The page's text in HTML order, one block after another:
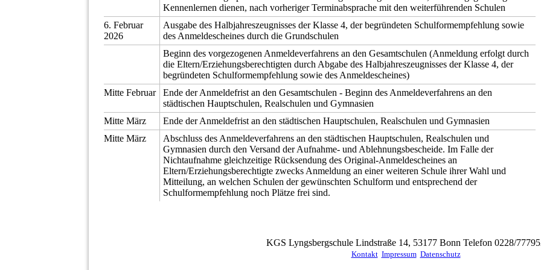
Kennenlernen dienen, nach vorheriger Terminabsprache mit den weiterführenden Schulen
6. Februar
2026
Ausgabe des Halbjahreszeugnisses der Klasse 4, der begründeten Schulformempfehlung sowie
des Anmeldescheines durch die Grundschulen
Beginn des vorgezogenen Anmeldeverfahrens an den Gesamtschulen (Anmeldung erfolgt durch
die Eltern/Erziehungsberechtigten durch Abgabe des Halbjahreszeugnisses der Klasse 4, der
begründeten Schulformempfehlung sowie des Anmeldescheines)
Mitte Februar
Ende der Anmeldefrist an den Gesamtschulen - Beginn des Anmeldeverfahrens an den
städtischen Hauptschulen, Realschulen und Gymnasien
Mitte März
Ende der Anmeldefrist an den städtischen Hauptschulen, Realschulen und Gymnasien
Mitte März
Abschluss des Anmeldeverfahrens an den städtischen Hauptschulen, Realschulen und
Gymnasien durch den Versand der Aufnahme- und Ablehnungsbescheide. Im Falle der
Nichtaufnahme gleichzeitige Rücksendung des Original-Anmeldescheines an
Eltern/Erziehungsberechtigte zwecks Anmeldung an einer weiteren Schule ihrer Wahl und
Mitteilung, an welchen Schulen der gewünschten Schulform und entsprechend der
Schulformempfehlung noch Plätze frei sind.
KGS Lyngsbergschule Lindstraße 14, 53177 Bonn Telefon 0228/
Kontakt Impressum Datenschutz